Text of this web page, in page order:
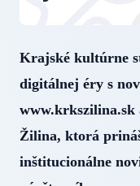
Krajské kultúrne
digitálnej éry s
Žilina, ktorá
inštitucionálne